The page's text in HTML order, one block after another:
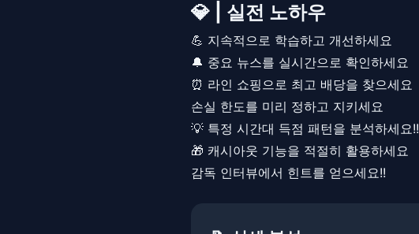
💎 | 실전 노하우
💪 지속적으로 학습하고 개선하세요
🔔 중요 뉴스를 실시간으로 확인하세요
⏰ 라인 쇼핑으로 최고 배당을 찾으세요
손실 한도를 미리 정하고 지키세요
💡 특정 시간대 득점 패턴을 분석하세요!!
🎁 캐시아웃 기능을 적절히 활용하세요
감독 인터뷰에서 힌트를 얻으세요!!